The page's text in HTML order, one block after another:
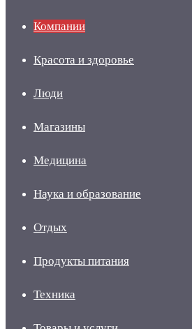
Компании
Красота и здоровье
Люди
Магазины
Медицина
Наука и образование
Отдых
Продукты питания
Техника